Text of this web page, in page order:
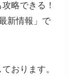
略できる！
新情報」で
おります。